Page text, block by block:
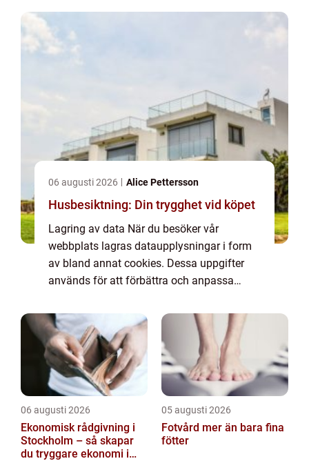
06 augusti 2026 Alice Pettersson
Husbesiktning: Din trygghet vid köpet
Lagring av data När du besöker vår
webbplats lagras dataupplysningar i form
av bland annat cookies. Dessa uppgifter
används för att förbättra och anpassa
bra information som möjligt. Om du inte vill
att vi...
06 augusti 2026
Ekonomisk rådgivning i
Stockholm – så skapar
du tryggare ekonomi i
05 augusti 2026
Fotvård mer än bara fina
fötter